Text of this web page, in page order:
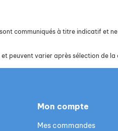
communiqués à titre indicatif
peuvent varier après sélection de la
Mon compte
Mes commandes